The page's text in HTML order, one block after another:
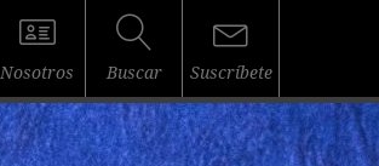
Nosotros Buscar Suscríbete